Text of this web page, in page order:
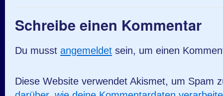
Schreibe einen Kommentar
Du musst angemeldet sein, um einen
Diese Website verwendet Akismet, um Spam